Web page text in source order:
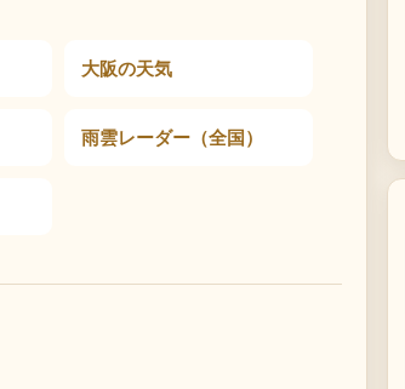
大阪の天気
雨雲レーダー（全国）